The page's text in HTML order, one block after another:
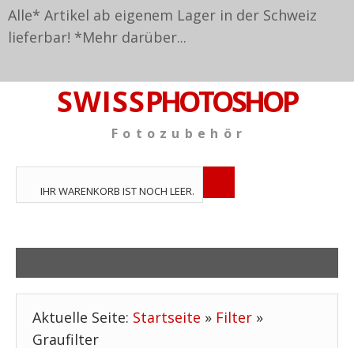
Alle* Artikel ab eigenem Lager in der Schweiz
lieferbar! *Mehr darüber...
S W I S SPHOTOSHOP
F o t o z u b e h ö r
IHR WARENKORB IST NOCH LEER.
Aktuelle Seite: Startseite » Filter »
Graufilter